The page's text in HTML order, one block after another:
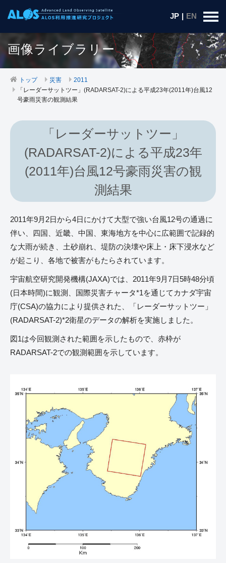
JP | EN
画像ライブラリー
トップ 災害
2011
「レーダーサットツー」(RADARSAT-2)による平成23年(2011年)台風12
号豪雨災害の観測結果
「レーダーサットツー」
(RADARSAT-2)による平成23年
(2011年)台風12号豪雨災害の観
測結果
2011年9月2日から4日にかけて大型で強い台風12号の通過に
伴い、四国、近畿、中国、東海地方を中心に広範囲で記録的
な大雨が続き、土砂崩れ、堤防の決壊や床上・床下浸水など
が起こり、各地で被害がもたらされています。
宇宙航空研究開発機構(JAXA)では、2011年9月7日5時48分頃
(日本時間)に観測、国際災害チャータ*1を通じてカナダ宇宙
庁(CSA)の協力により提供された、「レーダーサットツー」
(RADARSAT-2)*2衛星のデータの解析を実施しました。
図1は今回観測された範囲を示したもので、赤枠が
RADARSAT-2での観測範囲を示しています。